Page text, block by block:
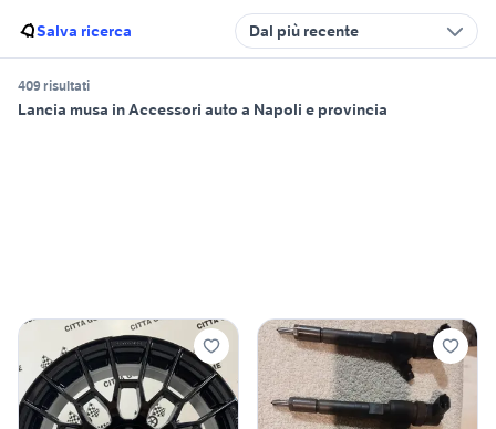
Salva ricerca Dal più recente
409 risultati
Lancia musa in Accessori auto a Napoli e provincia